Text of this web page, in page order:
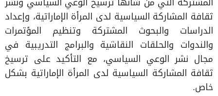
ثقافة المشاركة السياسية لدى المرأة الإماراتية، وإعداد
الدراسات والبحوث المشتركة وتنظيم المؤتمرات
والندوات والحلقات النقاشية والبرامج التدريبية في
مجال نشر الوعي السياسي، مع التأكيد على ترسيخ
ثقافة المشاركة السياسية لدى المرأة الإماراتية بشكل
خاص.